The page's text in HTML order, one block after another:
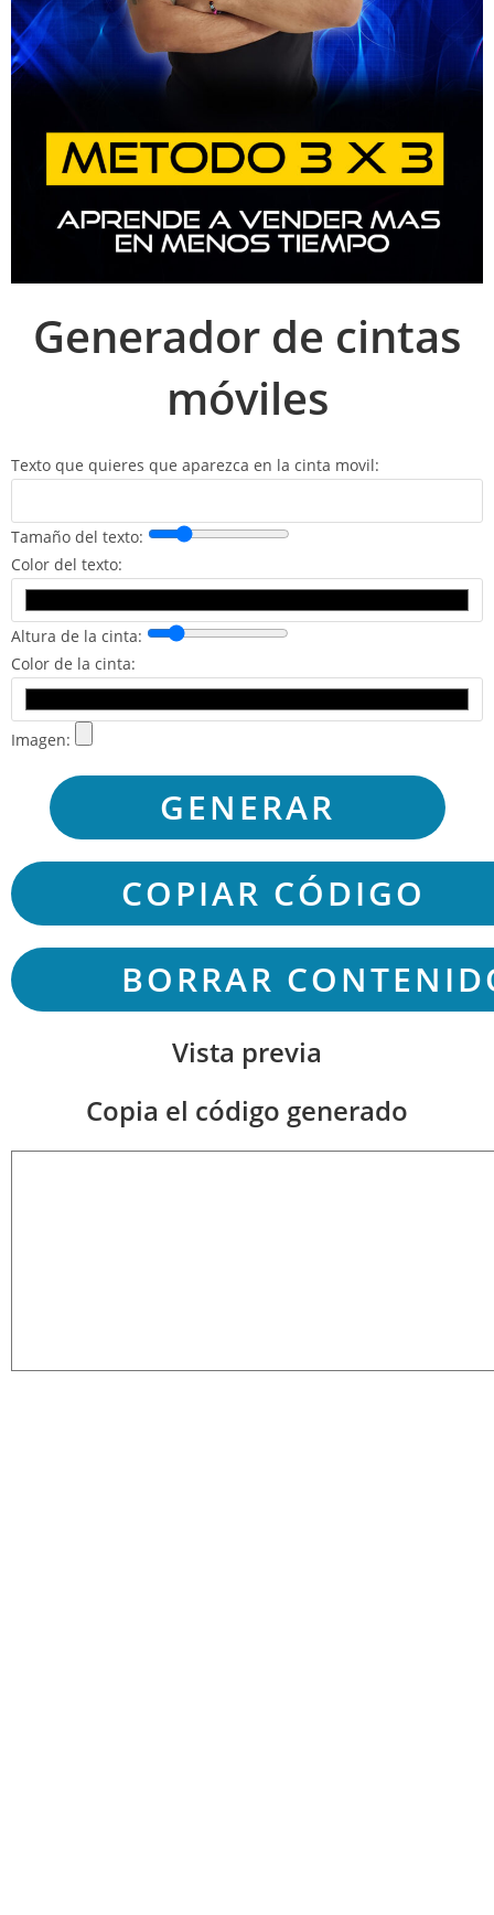
Generador de cintas
móviles
Texto que quieres que aparezca en la cinta movil:
Tamaño del texto:
Color del texto:
Altura de la cinta:
Color de la cinta:
Imagen:
Vista previa
Copia el código generado